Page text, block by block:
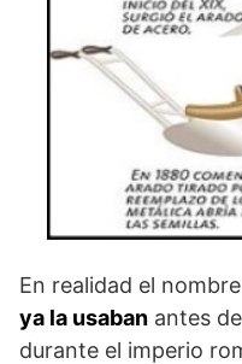
En realidad el
ya la usaban antes
durante el imperio